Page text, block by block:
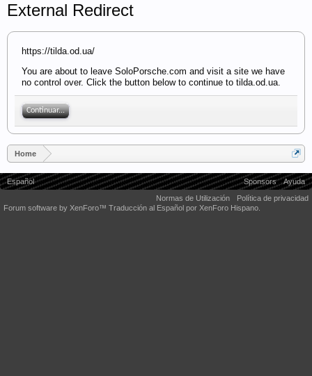
External Redirect
https://tilda.od.ua/
You are about to leave SoloPorsche.com and visit a site we have
no control over. Click the button below to continue to tilda.od.ua.
Continuar...
Home
Español Sponsors
Ayuda
Normas de Utilización
Política de privacidad
Forum software by XenForo™ Traducción al Español por XenForo Hispano.